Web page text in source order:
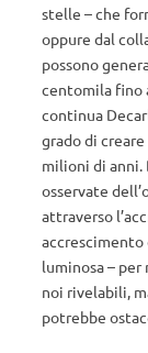
stelle – che
oppure dal
possono
centomila fino
continua
grado di
milioni di anni.
osservate
attraverso
accrescimento
luminosa – per
noi rivelabili,
potrebbe